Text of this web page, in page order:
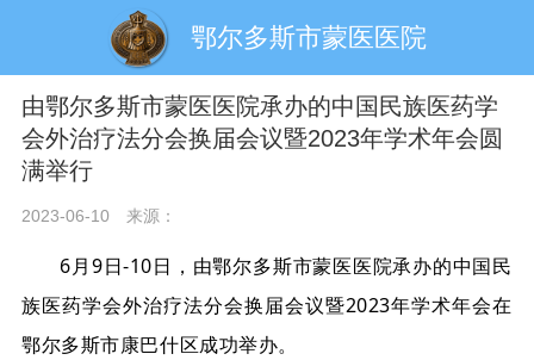
鄂尔多斯市蒙医医院
由鄂尔多斯市蒙医医院承办的中国民族医药学
会外治疗法分会换届会议暨2023年学术年会圆
满举行
2023-06-10 来源：
6月9日-10日，由鄂尔多斯市蒙医医院承办的中国民
族医药学会外治疗法分会换届会议暨2023年学术年会在
鄂尔多斯市康巴什区成功举办。